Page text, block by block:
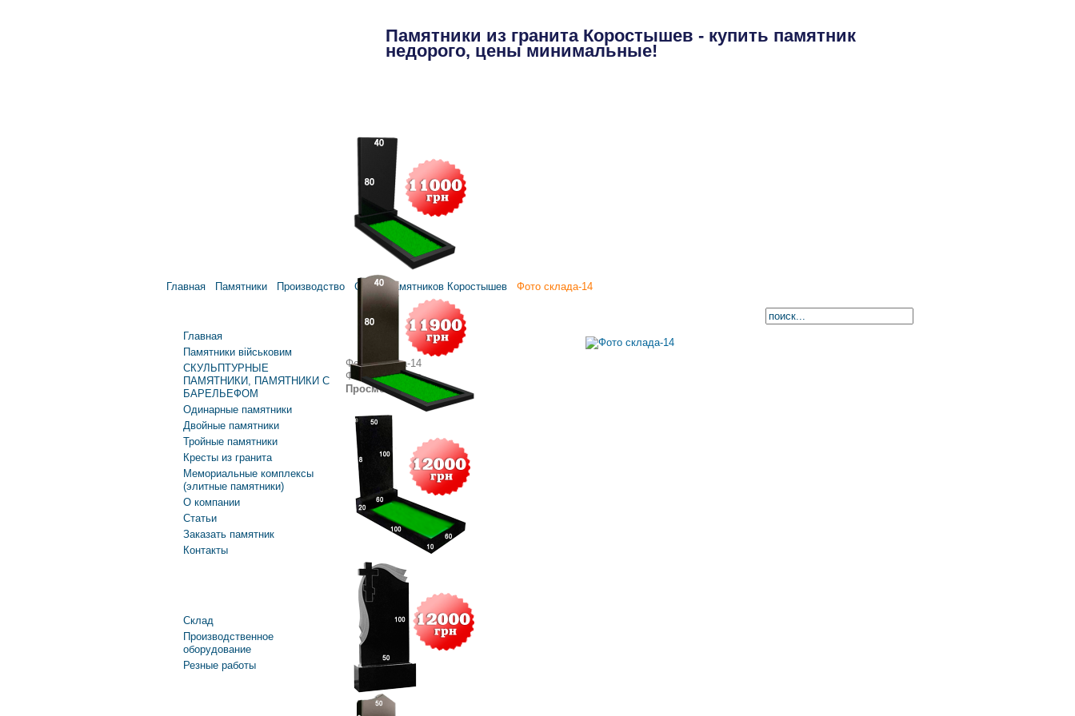
Памятники из гранита Коростышев - купить памятник
недорого, цены минимальные!
Главная Памятники Производство Склад памятников Коростышев Фото склада-14
Главная
Памятники військовим
СКУЛЬПТУРНЫЕ
ПАМЯТНИКИ, ПАМЯТНИКИ С
БАРЕЛЬЕФОМ
Одинарные памятники
Двойные памятники
Тройные памятники
Кресты из гранита
Мемориальные комплексы
(элитные памятники)
О компании
Статьи
Заказать памятник
Контакты
Склад
Производственное
оборудование
Резные работы
Фото склада-14
Фото со склада
Просмотров
: 659